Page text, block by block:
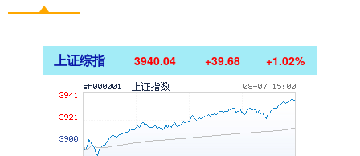
上证综指 3940.04 +39.68 +1.02%